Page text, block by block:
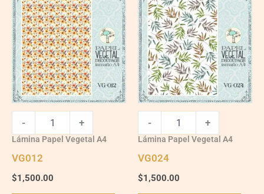
quantity
- +
Lámina Papel Vegetal A4
VG012
$1,500.00
quantity
- +
Lámina Papel Vegetal A4
VG024
$1,500.00